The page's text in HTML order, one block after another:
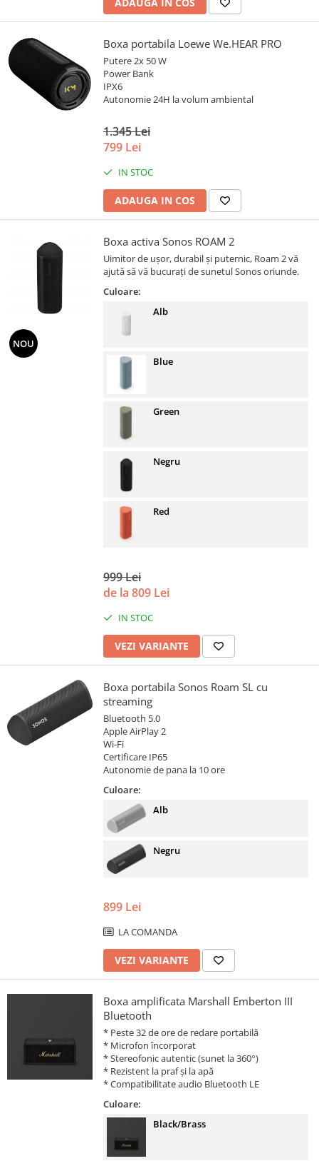
Boxa portabila Loewe We.HEAR PRO
Putere 2x 50 W
Power Bank
IPX6
Autonomie 24H la volum ambiental
1.345 Lei
799 Lei
IN STOC
ADAUGA IN COS
NOU
Boxa activa Sonos ROAM 2
Uimitor de ușor, durabil și puternic, Roam 2 vă
ajută să vă bucurați de sunetul Sonos oriunde.
Culoare:
Alb
Blue
Green
Negru
Red
999 Lei
de la 809 Lei
IN STOC
VEZI VARIANTE
Boxa portabila Sonos Roam SL cu
streaming
Bluetooth 5.0
Apple AirPlay 2
Wi-Fi
Certificare IP65
Autonomie de pana la 10 ore
Culoare:
Alb
Negru
899 Lei
LA COMANDA
VEZI VARIANTE
Boxa amplificata Marshall Emberton III
Bluetooth
* Peste 32 de ore de redare portabilă
* Microfon încorporat
* Stereofonic autentic (sunet la 360°)
* Rezistent la praf și la apă
* Compatibilitate audio Bluetooth LE
Culoare:
Black/Brass